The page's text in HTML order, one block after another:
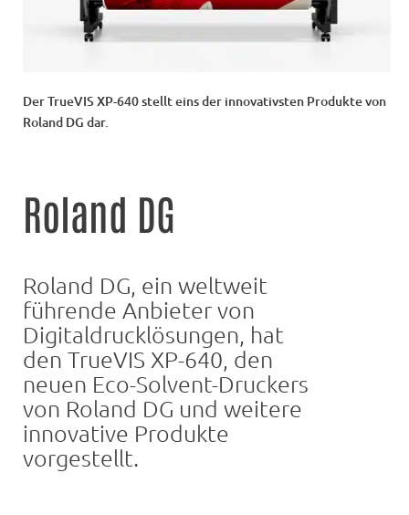
Der TrueVIS XP-640 stellt eins der innovativsten Produkte von
Roland DG dar.
Roland DG
Roland DG, ein weltweit
führende Anbieter von
Digitaldrucklösungen, hat
den TrueVIS XP-640, den
neuen Eco-Solvent-Druckers
von Roland DG und weitere
innovative Produkte
vorgestellt.